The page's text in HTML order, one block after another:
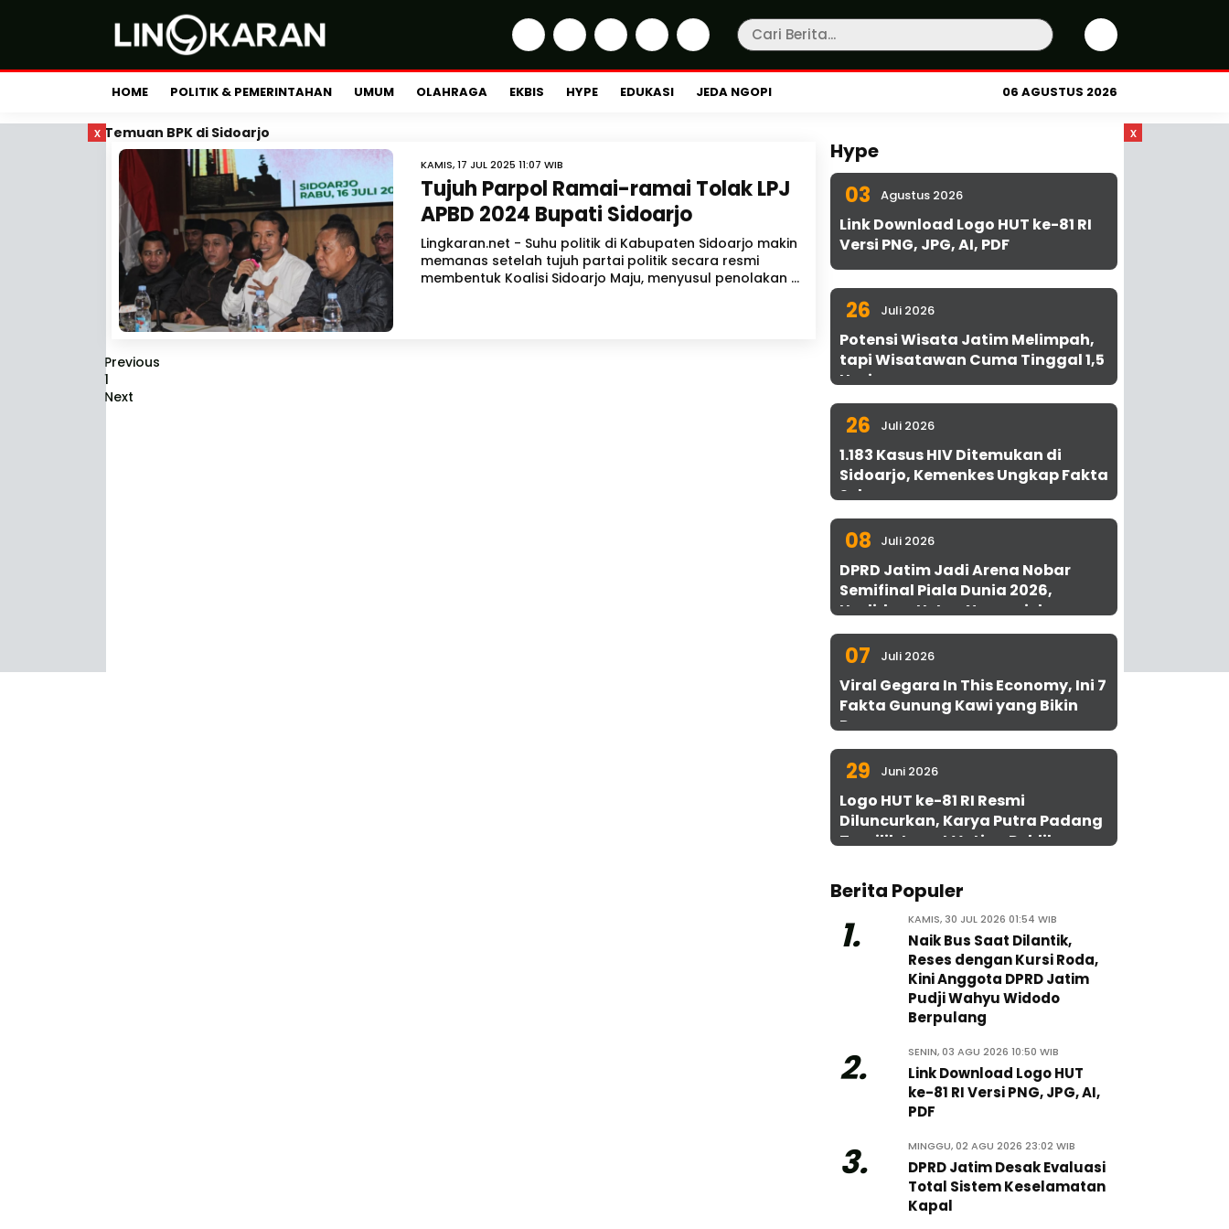
HOME POLITIK & PEMERINTAHAN UMUM OLAHRAGA EKBIS HYPE EDUKASI JEDA NGOPI 06 AGUSTUS 2026
x x
Temuan BPK di Sidoarjo
KAMIS, 17 JUL 2025 11:07 WIB
Tujuh Parpol Ramai-ramai Tolak LPJ
APBD 2024 Bupati Sidoarjo
Lingkaran.net - Suhu politik di Kabupaten Sidoarjo makin
memanas setelah tujuh partai politik secara resmi
membentuk Koalisi Sidoarjo Maju, menyusul penolakan ...
Previous
1
Next
Hype
03 Agustus 2026
Link Download Logo HUT ke-81 RI
Versi PNG, JPG, AI, PDF
26 Juli 2026
Potensi Wisata Jatim Melimpah,
tapi Wisatawan Cuma Tinggal 1,5
Hari
26 Juli 2026
1.183 Kasus HIV Ditemukan di
Sidoarjo, Kemenkes Ungkap Fakta
Sebenarnya
08 Juli 2026
DPRD Jatim Jadi Arena Nobar
Semifinal Piala Dunia 2026,
Hadirkan Uston Nawawi dan
UMKM Gratis untuk 1.000 Warga
07 Juli 2026
Viral Gegara In This Economy, Ini 7
Fakta Gunung Kawi yang Bikin
Penasaran
29 Juni 2026
Logo HUT ke-81 RI Resmi
Diluncurkan, Karya Putra Padang
Terpilih Lewat Voting Publik
Berita Populer
1. KAMIS, 30 JUL 2026 01:54 WIB
Naik Bus Saat Dilantik,
Reses dengan Kursi Roda,
Kini Anggota DPRD Jatim
Pudji Wahyu Widodo
Berpulang
2. SENIN, 03 AGU 2026 10:50 WIB
Link Download Logo HUT
ke-81 RI Versi PNG, JPG, AI,
PDF
3. MINGGU, 02 AGU 2026 23:02 WIB
DPRD Jatim Desak Evaluasi
Total Sistem Keselamatan
Kapal